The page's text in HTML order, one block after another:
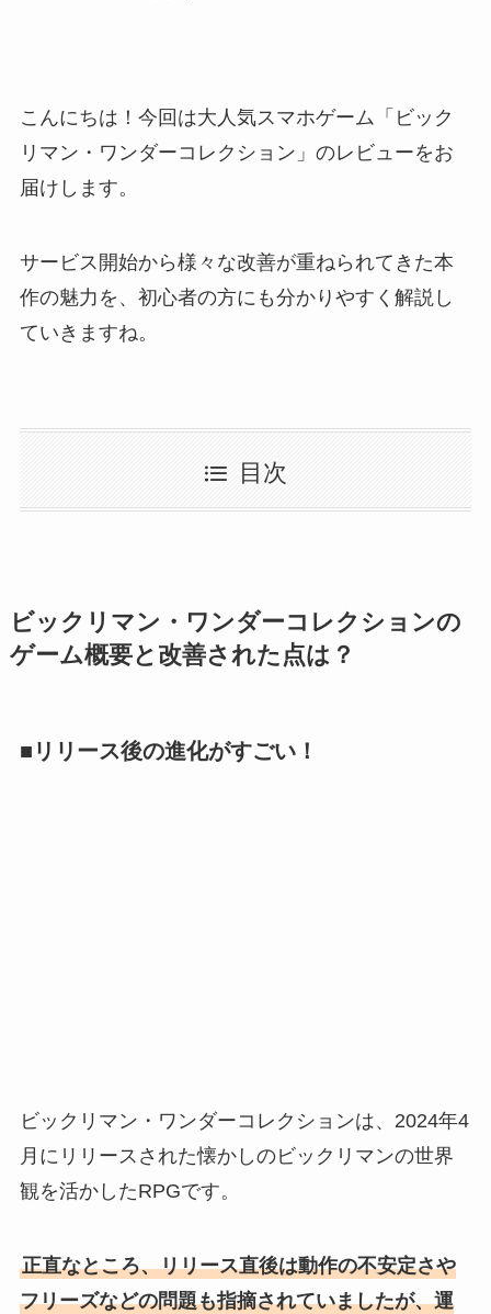
こんにちは！今回は大人気スマホゲーム「ビック
リマン・ワンダーコレクション」のレビューをお
届けします。
サービス開始から様々な改善が重ねられてきた本
作の魅力を、初心者の方にも分かりやすく解説し
ていきますね。
目次
ビックリマン・ワンダーコレクションの
ゲーム概要と改善された点は？
■リリース後の進化がすごい！
ビックリマン・ワンダーコレクションは、2024年4
月にリリースされた懐かしのビックリマンの世界
観を活かしたRPGです。
正直なところ、リリース直後は動作の不安定さや
フリーズなどの問題も指摘されていましたが、運